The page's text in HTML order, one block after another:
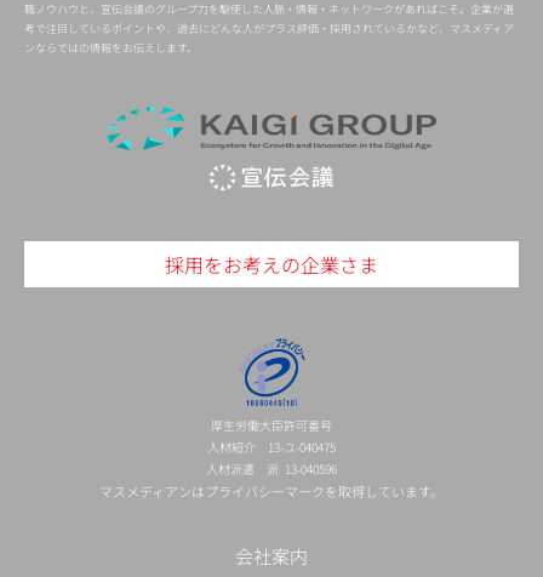
職ノウハウと、宣伝会議のグループ力を駆使した人脈・情報・ネットワークがあればこそ。企業が選
考で注目しているポイントや、過去にどんな人がプラス評価・採用されているかなど、マスメディア
ンならではの情報をお伝えします。
採用をお考えの企業さま
厚生労働大臣許可番号
人材紹介 13-ユ-040475
人材派遣 派 13-040596
マスメディアンはプライバシーマークを取得しています。
会社案内